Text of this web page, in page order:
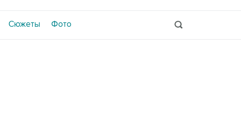
Сюжеты Фото